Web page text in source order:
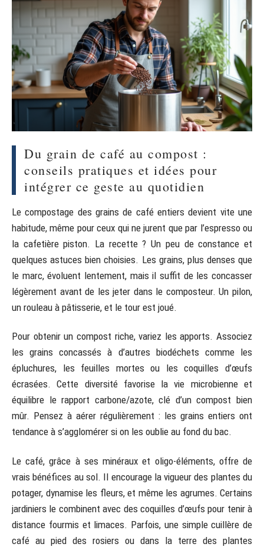
Du grain de café au compost :
conseils pratiques et idées pour
intégrer ce geste au quotidien
Le compostage des grains de café entiers devient vite une
habitude, même pour ceux qui ne jurent que par l’espresso ou
la cafetière piston. La recette ? Un peu de constance et
quelques astuces bien choisies. Les grains, plus denses que
le marc, évoluent lentement, mais il suffit de les concasser
légèrement avant de les jeter dans le composteur. Un pilon,
un rouleau à pâtisserie, et le tour est joué.
Pour obtenir un compost riche, variez les apports. Associez
les grains concassés à d’autres biodéchets comme les
épluchures, les feuilles mortes ou les coquilles d’œufs
écrasées. Cette diversité favorise la vie microbienne et
équilibre le rapport carbone/azote, clé d’un compost bien
mûr. Pensez à aérer régulièrement : les grains entiers ont
tendance à s’agglomérer si on les oublie au fond du bac.
Le café, grâce à ses minéraux et oligo-éléments, offre de
vrais bénéfices au sol. Il encourage la vigueur des plantes du
potager, dynamise les fleurs, et même les agrumes. Certains
jardiniers le combinent avec des coquilles d’œufs pour tenir à
distance fourmis et limaces. Parfois, une simple cuillère de
café au pied des rosiers ou dans la terre des plantes